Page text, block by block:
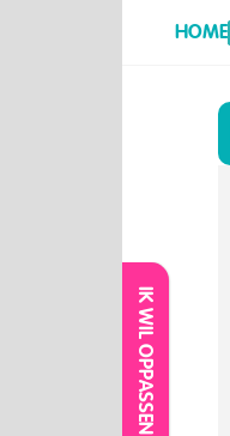
HOME
IK WIL OPPASSEN